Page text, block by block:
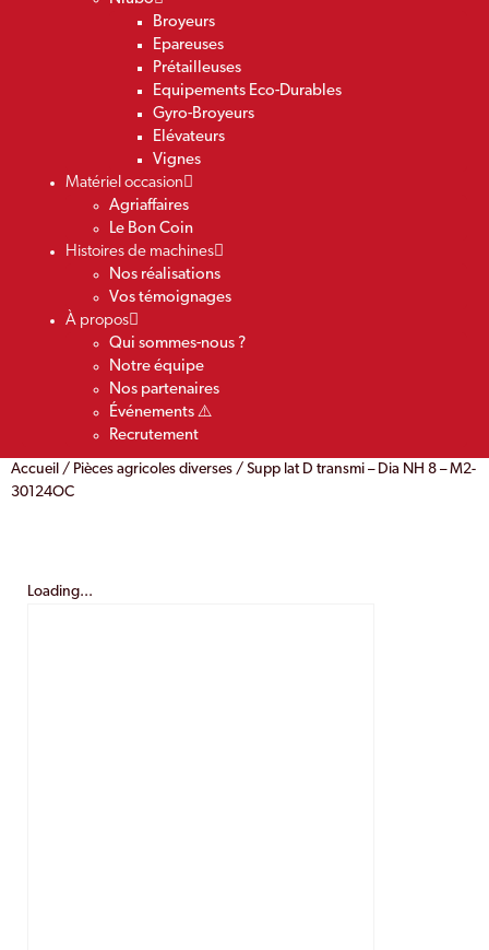
Broyeurs
Epareuses
Prétailleuses
Equipements Eco-Durables
Gyro-Broyeurs
Elévateurs
Vignes
Matériel occasion
Agriaffaires
Le Bon Coin
Histoires de machines
Nos réalisations
Vos témoignages
À propos
Qui sommes-nous ?
Notre équipe
Nos partenaires
Événements ⚠️
Recrutement
Accueil / Pièces agricoles diverses / Supp lat D transmi – Dia NH 8 – M2-
30124OC
Loading...